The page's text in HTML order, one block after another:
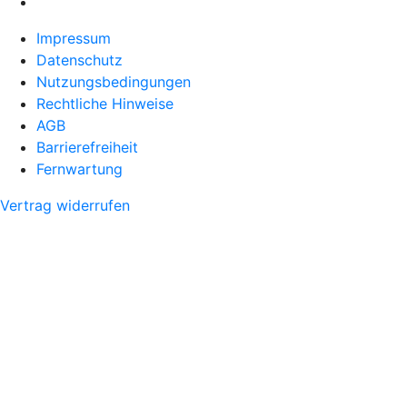
Impressum
Datenschutz
Nutzungsbedingungen
Rechtliche Hinweise
AGB
Barrierefreiheit
Fernwartung
Vertrag widerrufen